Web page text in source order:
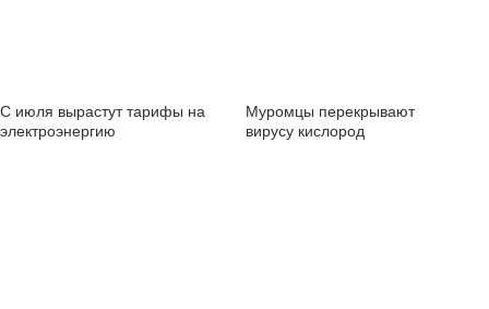
С июля вырастут тарифы на
электроэнергию
Муромцы перекрывают
вирусу кислород